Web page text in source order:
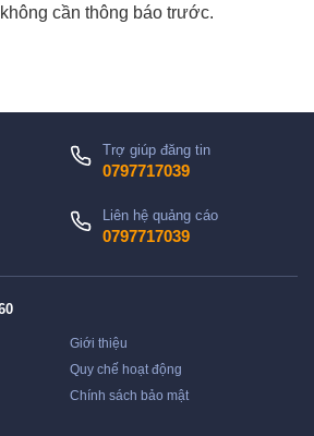
cần thông báo trước.
Trợ giúp đăng tin
0797717039
Liên hệ quảng cáo
0797717039
Giới thiệu
Quy chế hoạt động
Chính sách bảo mật